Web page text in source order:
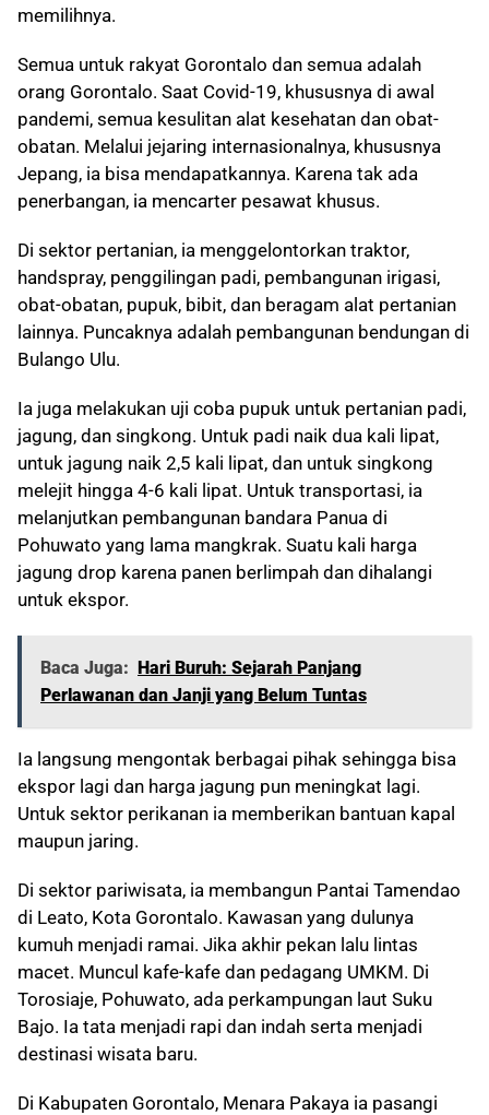
memilihnya.
Semua untuk rakyat Gorontalo dan semua adalah
orang Gorontalo. Saat Covid-19, khususnya di awal
pandemi, semua kesulitan alat kesehatan dan obat-
obatan. Melalui jejaring internasionalnya, khususnya
Jepang, ia bisa mendapatkannya. Karena tak ada
penerbangan, ia mencarter pesawat khusus.
Di sektor pertanian, ia menggelontorkan traktor,
handspray, penggilingan padi, pembangunan irigasi,
obat-obatan, pupuk, bibit, dan beragam alat pertanian
lainnya. Puncaknya adalah pembangunan bendungan di
Bulango Ulu.
Ia juga melakukan uji coba pupuk untuk pertanian padi,
jagung, dan singkong. Untuk padi naik dua kali lipat,
untuk jagung naik 2,5 kali lipat, dan untuk singkong
melejit hingga 4-6 kali lipat. Untuk transportasi, ia
melanjutkan pembangunan bandara Panua di
Pohuwato yang lama mangkrak. Suatu kali harga
jagung drop karena panen berlimpah dan dihalangi
untuk ekspor.
Baca Juga: Hari Buruh: Sejarah Panjang
Perlawanan dan Janji yang Belum Tuntas
Ia langsung mengontak berbagai pihak sehingga bisa
ekspor lagi dan harga jagung pun meningkat lagi.
Untuk sektor perikanan ia memberikan bantuan kapal
maupun jaring.
Di sektor pariwisata, ia membangun Pantai Tamendao
di Leato, Kota Gorontalo. Kawasan yang dulunya
kumuh menjadi ramai. Jika akhir pekan lalu lintas
macet. Muncul kafe-kafe dan pedagang UMKM. Di
Torosiaje, Pohuwato, ada perkampungan laut Suku
Bajo. Ia tata menjadi rapi dan indah serta menjadi
destinasi wisata baru.
Di Kabupaten Gorontalo, Menara Pakaya ia pasangi